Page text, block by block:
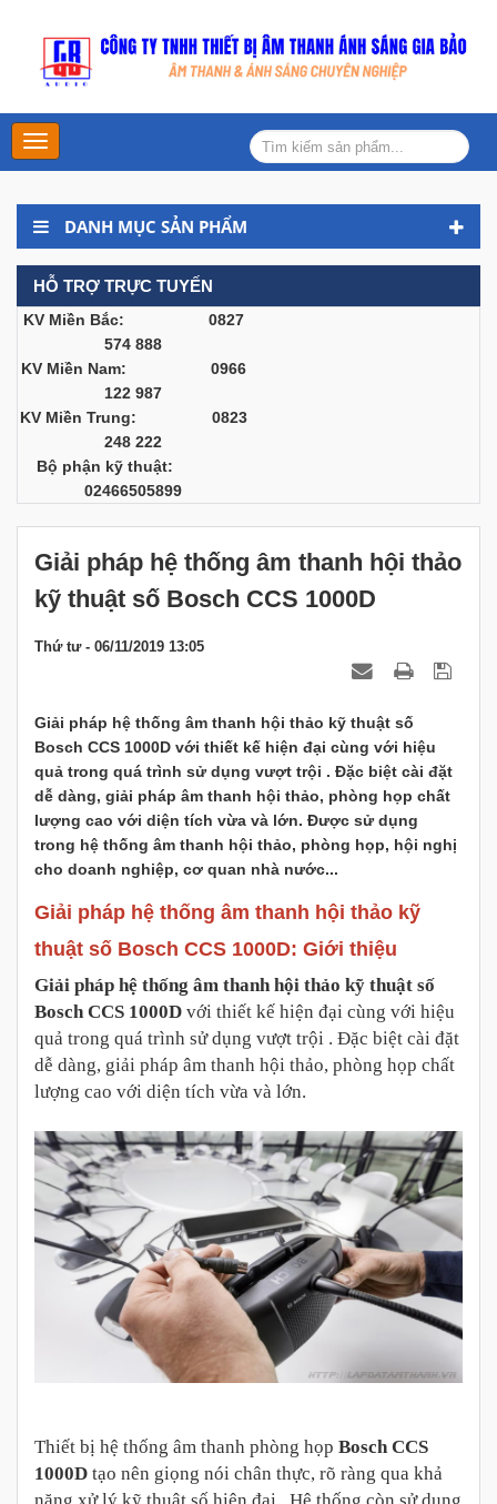
Main
Menu
DANH MỤC SẢN PHẨM
HỖ TRỢ TRỰC TUYẾN
KV Miền Bắc: 0827
574 888
KV Miền Nam: 0966
122 987
KV Miền Trung: 0823
248 222
Bộ phận kỹ thuật:
02466505899
Giải pháp hệ thống âm thanh hội thảo
kỹ thuật số Bosch CCS 1000D
Thứ tư - 06/11/2019 13:05
Giải pháp hệ thống âm thanh hội thảo kỹ thuật số
Bosch CCS 1000D với thiết kế hiện đại cùng với hiệu
quả trong quá trình sử dụng vượt trội . Đặc biệt cài đặt
dễ dàng, giải pháp âm thanh hội thảo, phòng họp chất
lượng cao với diện tích vừa và lớn. Được sử dụng
trong hệ thống âm thanh hội thảo, phòng họp, hội nghị
cho doanh nghiệp, cơ quan nhà nước...
Giải pháp hệ thống âm thanh hội thảo kỹ
thuật số Bosch CCS 1000D: Giới thiệu
Giải pháp hệ thống âm thanh hội thảo kỹ thuật số
Bosch CCS 1000D với thiết kế hiện đại cùng với hiệu
quả trong quá trình sử dụng vượt trội . Đặc biệt cài đặt
dễ dàng, giải pháp âm thanh hội thảo, phòng họp chất
lượng cao với diện tích vừa và lớn.
Thiết bị hệ thống âm thanh phòng họp Bosch CCS
1000D tạo nên giọng nói chân thực, rõ ràng qua khả